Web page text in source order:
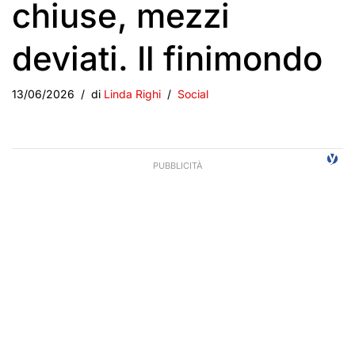
chiuse, mezzi
deviati. Il finimondo
13/06/2026 di Linda Righi Social